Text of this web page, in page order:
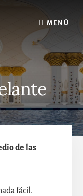
MENÚ
de las
fácil.